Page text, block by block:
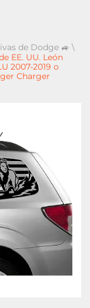
de Dodge 🚙 \
EE. UU. León
2007-2019 o
Charger